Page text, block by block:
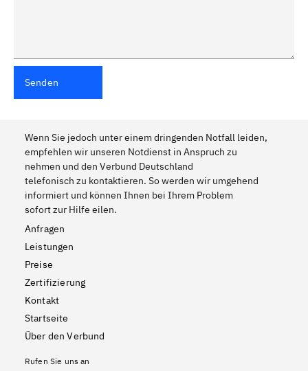
Senden
Wenn Sie jedoch unter einem dringenden Notfall leiden,
empfehlen wir unseren Notdienst in Anspruch zu
nehmen und den Verbund Deutschland
telefonisch zu kontaktieren. So werden wir umgehend
informiert und können Ihnen bei Ihrem Problem
sofort zur Hilfe eilen.
Anfragen
Leistungen
Preise
Zertifizierung
Kontakt
Startseite
Über den Verbund
Rufen Sie uns an